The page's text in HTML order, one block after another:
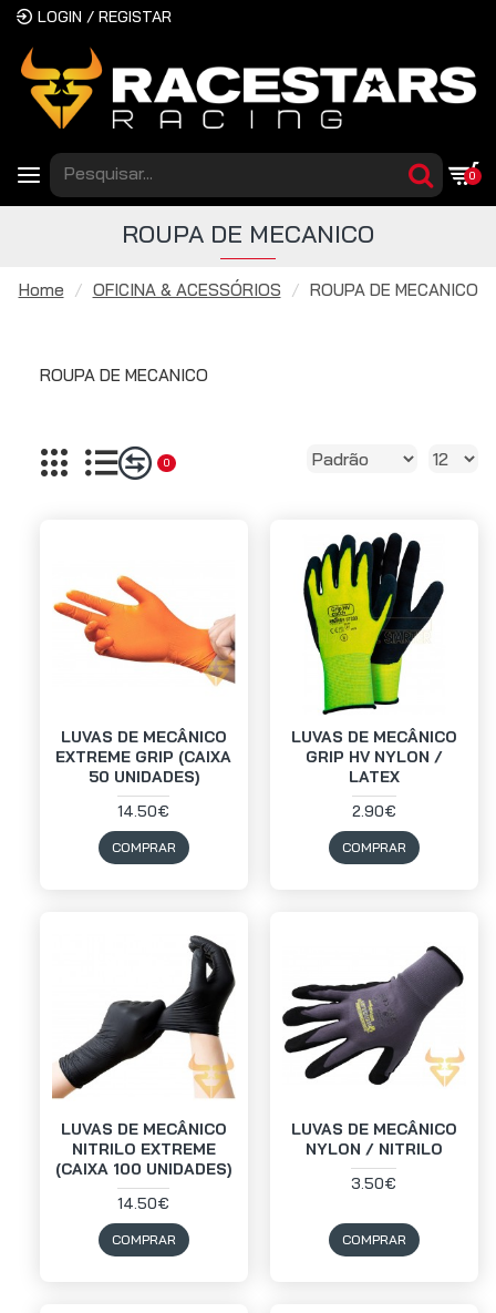
LOGIN / REGISTAR
0
Home OFICINA & ACESSÓRIOS ROUPA DE MECANICO
ROUPA DE MECANICO
ROUPA DE MECANICO
0
LUVAS DE MECÂNICO
EXTREME GRIP (CAIXA
50 UNIDADES)
14.50€
COMPRAR
LUVAS DE MECÂNICO
GRIP HV NYLON /
LATEX
2.90€
COMPRAR
LUVAS DE MECÂNICO
NITRILO EXTREME
(CAIXA 100 UNIDADES)
14.50€
COMPRAR
LUVAS DE MECÂNICO
NYLON / NITRILO
3.50€
COMPRAR